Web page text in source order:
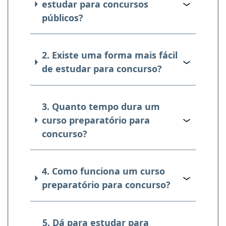
estudar para concursos
públicos?
2. Existe uma forma mais fácil
de estudar para concurso?
3. Quanto tempo dura um
curso preparatório para
concurso?
4. Como funciona um curso
preparatório para concurso?
5. Dá para estudar para